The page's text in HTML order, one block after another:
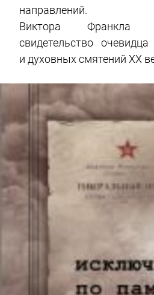
направлений.
Виктора Франкла
свидетельство
и духовных смятений ХХ